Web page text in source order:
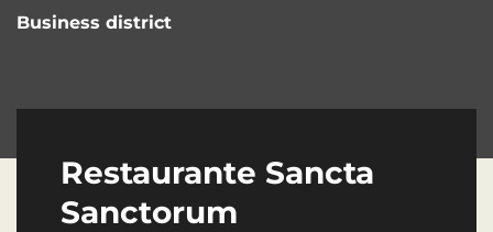
Business district
Restaurante Sancta
Sanctorum